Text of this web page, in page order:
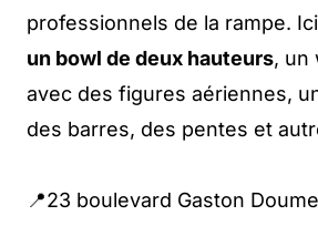
professionnels de la rampe.
un bowl de deux hauteurs, un
avec des figures aériennes,
des barres, des pentes et
📍23 boulevard Gaston